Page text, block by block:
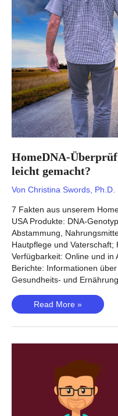
der
größte
DNA-
App-
Store
der
Spitze?
HomeDNA-
leicht gemacht?
Von Christina Swords, Ph.D.
7 Fakten aus unserem
USA Produkte: DNA-
Abstammung,
Hautpflege und Vaterschaft;
Verfügbarkeit: Online und in
Berichte: Informationen
Gesundheits- und
HomeDNA-
Überprüfung
–
gemacht?
Read More »